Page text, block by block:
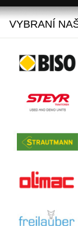
VYBRANÍ